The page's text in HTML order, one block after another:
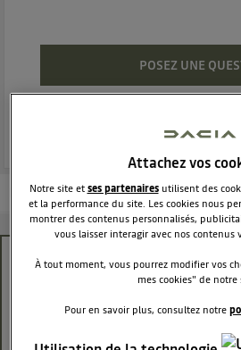
POSEZ UNE
Les questions de la communauté Nos
plugsurfing retour et avis
Attachez vos
Notre site etses partenairesutilisent des
et la performance du site. Les cookies nous
montrer des contenus personnalisés,
vous laisser interagir avec nos contenus
À tout moment, vous pourrez modifier vos
mes cookies" de notre
Pour en savoir plus, consultez notre